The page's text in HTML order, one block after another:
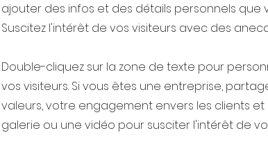
ajouter des infos et des détails personnels
Suscitez l'intérêt de vos visiteurs avec des
Double-cliquez sur la zone de texte pour
vos visiteurs. Si vous êtes une entreprise,
valeurs, votre engagement envers les clients
galerie ou une vidéo pour susciter l'intérêt de